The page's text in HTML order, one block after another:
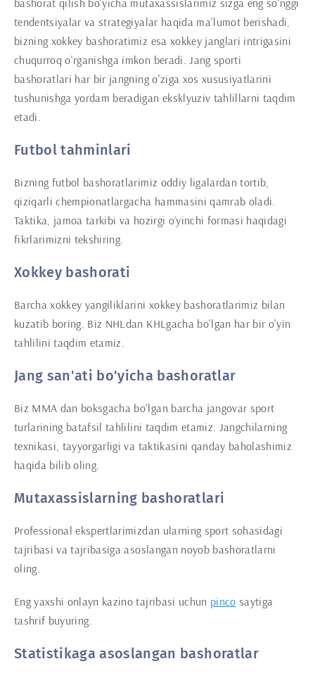
bashorat qilish bo'yicha mutaxassislarimiz sizga eng so'nggi
tendentsiyalar va strategiyalar haqida ma'lumot berishadi,
bizning xokkey bashoratimiz esa xokkey janglari intrigasini
chuqurroq o'rganishga imkon beradi. Jang sporti
bashoratlari har bir jangning o'ziga xos xususiyatlarini
tushunishga yordam beradigan eksklyuziv tahlillarni taqdim
etadi.
Futbol tahminlari
Bizning futbol bashoratlarimiz oddiy ligalardan tortib,
qiziqarli chempionatlargacha hammasini qamrab oladi.
Taktika, jamoa tarkibi va hozirgi o‘yinchi formasi haqidagi
fikrlarimizni tekshiring.
Xokkey bashorati
Barcha xokkey yangiliklarini xokkey bashoratlarimiz bilan
kuzatib boring. Biz NHLdan KHLgacha bo'lgan har bir o'yin
tahlilini taqdim etamiz.
Jang san'ati bo'yicha bashoratlar
Biz MMA dan boksgacha bo'lgan barcha jangovar sport
turlarining batafsil tahlilini taqdim etamiz. Jangchilarning
texnikasi, tayyorgarligi va taktikasini qanday baholashimiz
haqida bilib oling.
Mutaxassislarning bashoratlari
Professional ekspertlarimizdan ularning sport sohasidagi
tajribasi va tajribasiga asoslangan noyob bashoratlarni
oling.
Eng yaxshi onlayn kazino tajribasi uchun pinco saytiga
tashrif buyuring.
Statistikaga asoslangan bashoratlar